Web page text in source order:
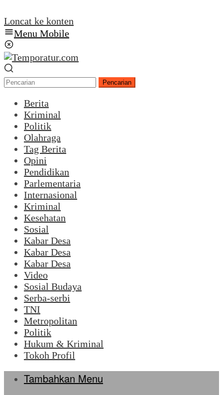
Loncat ke konten
Menu Mobile
Pencarian
Berita
Kriminal
Politik
Olahraga
Tag Berita
Opini
Pendidikan
Parlementaria
Internasional
Kriminal
Kesehatan
Sosial
Kabar Desa
Kabar Desa
Kabar Desa
Video
Sosial Budaya
Serba-serbi
TNI
Metropolitan
Politik
Hukum & Kriminal
Tokoh Profil
Tambahkan Menu